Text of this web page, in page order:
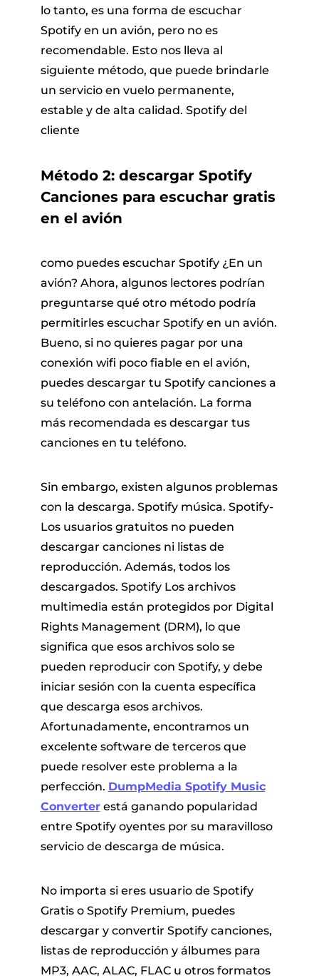
lo tanto, es una forma de escuchar
Spotify en un avión, pero no es
recomendable. Esto nos lleva al
siguiente método, que puede brindarle
un servicio en vuelo permanente,
estable y de alta calidad. Spotify del
cliente
Método 2: descargar Spotify
Canciones para escuchar gratis
en el avión
como puedes escuchar Spotify ¿En un
avión? Ahora, algunos lectores podrían
preguntarse qué otro método podría
permitirles escuchar Spotify en un avión.
Bueno, si no quieres pagar por una
conexión wifi poco fiable en el avión,
puedes descargar tu Spotify canciones a
su teléfono con antelación. La forma
más recomendada es descargar tus
canciones en tu teléfono.
Sin embargo, existen algunos problemas
con la descarga. Spotify música. Spotify-
Los usuarios gratuitos no pueden
descargar canciones ni listas de
reproducción. Además, todos los
descargados. Spotify Los archivos
multimedia están protegidos por Digital
Rights Management (DRM), lo que
significa que esos archivos solo se
pueden reproducir con Spotify, y debe
iniciar sesión con la cuenta específica
que descarga esos archivos.
Afortunadamente, encontramos un
excelente software de terceros que
puede resolver este problema a la
perfección. DumpMedia Spotify Music
Converterestá ganando popularidad
entre Spotify oyentes por su maravilloso
servicio de descarga de música.
No importa si eres usuario de Spotify
Gratis o Spotify Premium, puedes
descargar y convertir Spotify canciones,
listas de reproducción y álbumes para
MP3, AAC, ALAC, FLAC u otros formatos